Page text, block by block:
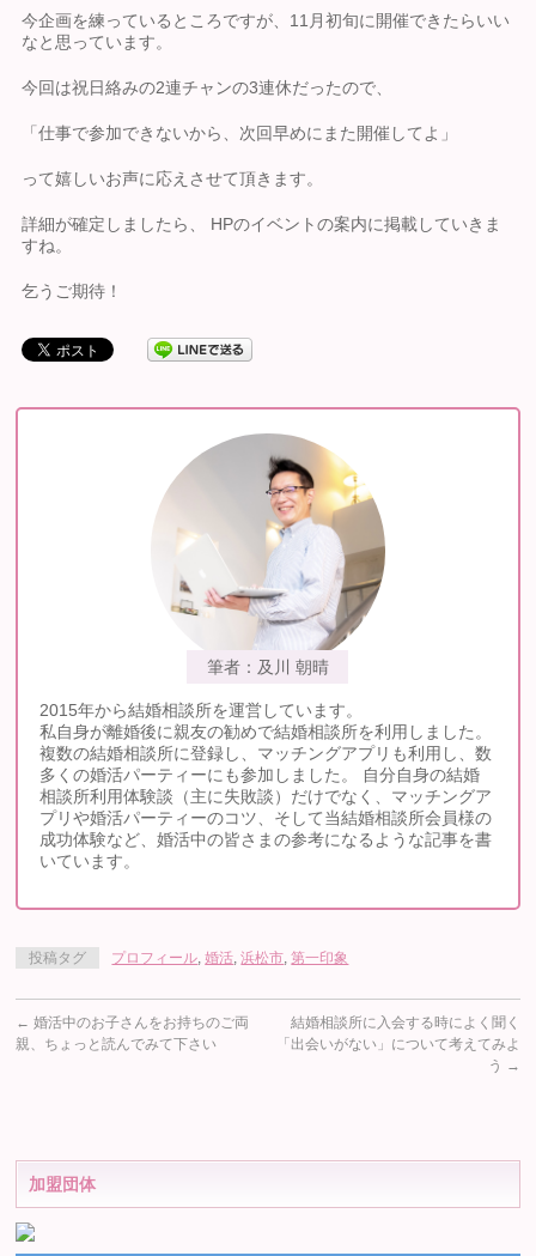
今企画を練っているところですが、11月初旬に開催できたらいい
なと思っています。
今回は祝日絡みの2連チャンの3連休だったので、
「仕事で参加できないから、次回早めにまた開催してよ」
って嬉しいお声に応えさせて頂きます。
詳細が確定しましたら、 HPのイベントの案内に掲載していきま
すね。
乞うご期待！
筆者：及川 朝晴
2015年から結婚相談所を運営しています。
私自身が離婚後に親友の勧めで結婚相談所を利用しました。
複数の結婚相談所に登録し、マッチングアプリも利用し、数
多くの婚活パーティーにも参加しました。 自分自身の結婚
相談所利用体験談（主に失敗談）だけでなく、マッチングア
プリや婚活パーティーのコツ、そして当結婚相談所会員様の
成功体験など、婚活中の皆さまの参考になるような記事を書
いています。
投稿タグ プロフィール,婚活,浜松市,第一印象
← 婚活中のお子さんをお持ちのご両
親、ちょっと読んでみて下さい
結婚相談所に入会する時によく聞く
「出会いがない」について考えてみよ
う →
加盟団体